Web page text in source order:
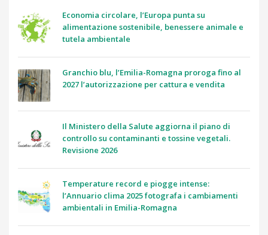
Economia circolare, l’Europa punta su
alimentazione sostenibile, benessere animale e
tutela ambientale
Granchio blu, l’Emilia-Romagna proroga fino al
2027 l’autorizzazione per cattura e vendita
Il Ministero della Salute aggiorna il piano di
controllo su contaminanti e tossine vegetali.
Revisione 2026
Temperature record e piogge intense:
l’Annuario clima 2025 fotografa i cambiamenti
ambientali in Emilia-Romagna